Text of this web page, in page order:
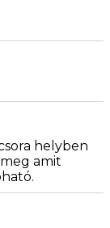
helyben
amit